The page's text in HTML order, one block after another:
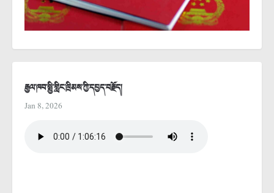
རྒྱལ་ཁབ་སྤྱི་གླིང་ཁྲིམས་ཀྱི་དཔྱད་བརྗོད།
Jan 8, 2026